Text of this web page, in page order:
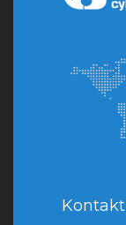
Kontakt